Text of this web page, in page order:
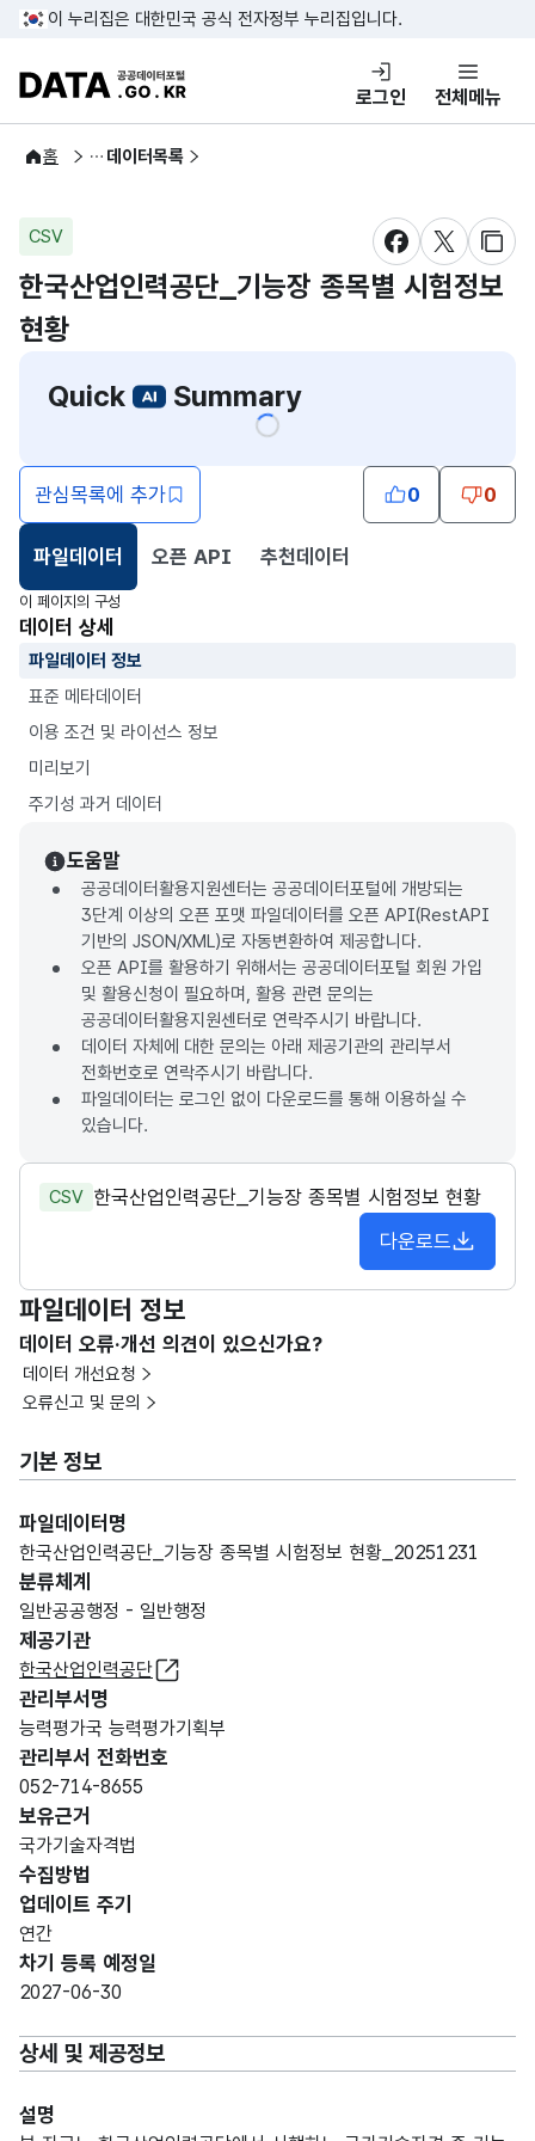
콘텐츠 바로가기
푸터 바로가기
이 누리집은 대한민국 공식 전자정부 누리집입니다.
DATA.GO.KR 공공데이터포털
로그인 전체메뉴
홈
공공데이터 데이터목록
CSV
새창 열림새창 열림
새창
한국산업인력공단_기능장 종목별 시험정보
현황
Quick
Summary
관심목록에 추가 0 0
파일데이터
선택됨
오픈 API 추천데이터
이 페이지의 구성
데이터 상세
파일데이터 정보
표준 메타데이터
이용 조건 및 라이선스 정보
미리보기
주기성 과거 데이터
도움말
공공데이터활용지원센터는 공공데이터포털에 개방되는
3단계 이상의 오픈 포맷 파일데이터를 오픈 API(RestAPI
기반의 JSON/XML)로 자동변환하여 제공합니다.
오픈 API를 활용하기 위해서는 공공데이터포털 회원 가입
및 활용신청이 필요하며, 활용 관련 문의는
공공데이터활용지원센터로 연락주시기 바랍니다.
데이터 자체에 대한 문의는 아래 제공기관의 관리부서
전화번호로 연락주시기 바랍니다.
파일데이터는 로그인 없이 다운로드를 통해 이용하실 수
있습니다.
CSV 한국산업인력공단_기능장 종목별 시험정보 현황
다운로드
파일데이터 정보
데이터 오류·개선 의견이 있으신가요?
데이터 개선요청
오류신고 및 문의
기본 정보
파일데이터명
한국산업인력공단_기능장 종목별 시험정보 현황_20251231
분류체계
일반공공행정 - 일반행정
제공기관
한국산업인력공단
관리부서명
능력평가국 능력평가기획부
관리부서 전화번호
052-714-8655
보유근거
국가기술자격법
수집방법
업데이트 주기
연간
차기 등록 예정일
2027-06-30
상세 및 제공정보
설명